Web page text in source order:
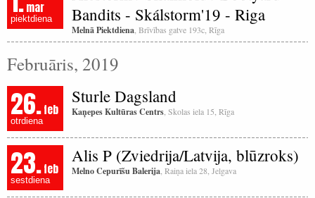
mar
piektdiena
Bandits - Skálstorm'19 - Riga
Melnā Piektdiena , Brīvības gatve 193c, Rīga
Februāris, 2019
26.feb
otrdiena
Sturle Dagsland
Kaņepes Kultūras Centrs , Skolas iela 15, Rīga
23.feb
sestdiena
Alis P (Zviedrija/Latvija, blūzroks)
Melno Cepurīšu Balerija , Raiņa iela 28, Jelgava